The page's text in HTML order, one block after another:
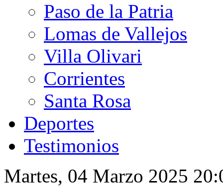
Paso de la Patria
Lomas de Vallejos
Villa Olivari
Corrientes
Santa Rosa
Deportes
Testimonios
Martes, 04 Marzo 2025